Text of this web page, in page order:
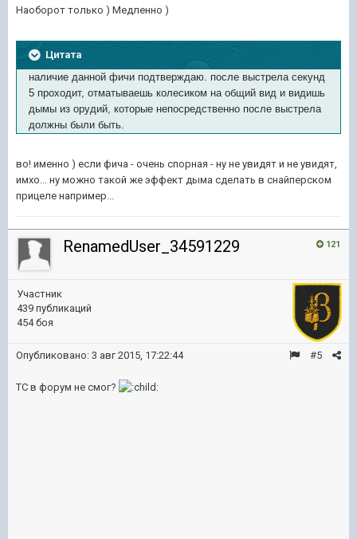
Наоборот только ) Медленно )
Цитата
наличие данной фичи подтверждаю. после выстрела секунд
5 проходит, отматываешь колесиком на общий вид и видишь
дымы из орудий, которые непосредственно после выстрела
должны были быть.
во! именно ) если фича - очень спорная - ну не увидят и не увидят,
имхо... ну можно такой же эффект дыма сделать в снайперском
прицеле например...
121
RenamedUser_34591229
Участник
439 публикаций
454 боя
#5
Опубликовано: 3 авг 2015, 17:22:44
ТС в форум не смог?